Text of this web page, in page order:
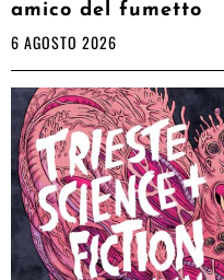
amico del fumetto
6 AGOSTO 2026